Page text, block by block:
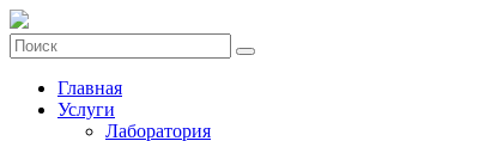
Главная
Услуги
Лаборатория